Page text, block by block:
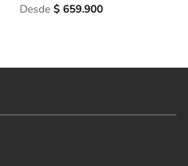
Desde $659.900